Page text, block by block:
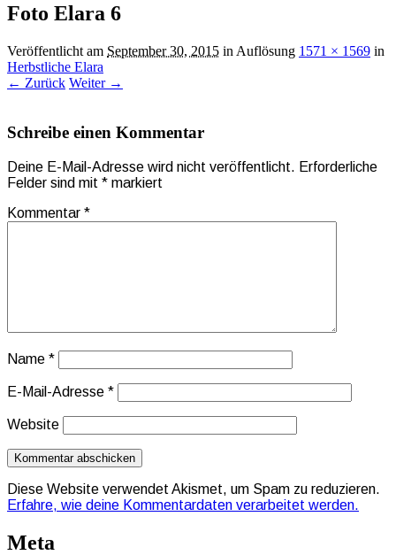
Foto Elara 6
Veröffentlicht am September 30, 2015 in Auflösung 1571 × 1569 in
Herbstliche Elara
← Zurück Weiter →
Schreibe einen Kommentar
Deine E-Mail-Adresse wird nicht veröffentlicht. Erforderliche
Felder sind mit * markiert
Kommentar *
Name *
E-Mail-Adresse *
Website
Diese Website verwendet Akismet, um Spam zu reduzieren.
Erfahre, wie deine Kommentardaten verarbeitet werden.
Meta